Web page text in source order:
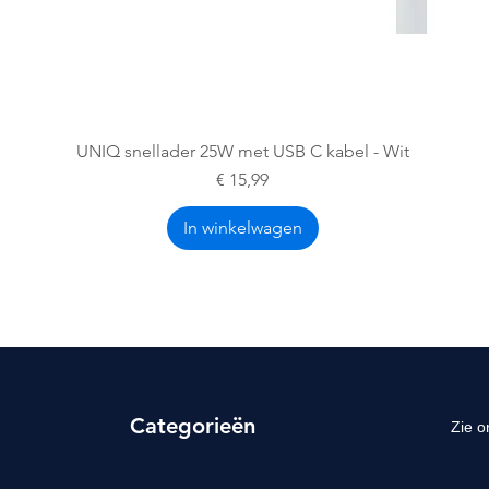
Snel overzicht
UNIQ snellader 25W met USB C kabel - Wit
Prijs
€ 15,99
In winkelwagen
Categorieën Zie